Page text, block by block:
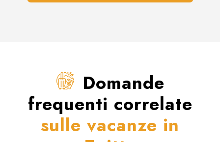
Domande
frequenti correlate
sulle vacanze in